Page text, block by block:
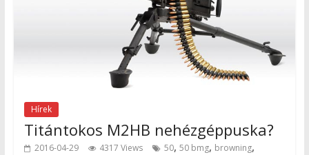
Hírek
Titántokos M2HB nehézgéppuska?
2016-04-29 4317 Views 50, 50 bmg, browning,